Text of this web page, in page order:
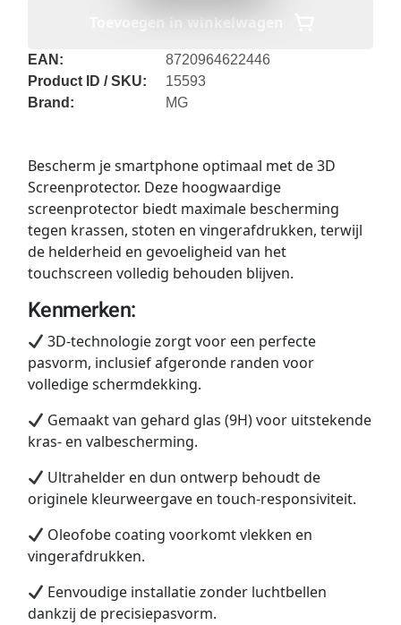
Toevoegen in winkelwagen
EAN:
8720964622446
Product ID / SKU:
15593
Brand:
MG
Bescherm je smartphone optimaal met de 3D
Screenprotector. Deze hoogwaardige
screenprotector biedt maximale bescherming
tegen krassen, stoten en vingerafdrukken, terwijl
de helderheid en gevoeligheid van het
touchscreen volledig behouden blijven.
Kenmerken:
3D-technologie zorgt voor een perfecte
pasvorm, inclusief afgeronde randen voor
volledige schermdekking.
Gemaakt van gehard glas (9H) voor uitstekende
kras- en valbescherming.
Ultrahelder en dun ontwerp behoudt de
originele kleurweergave en touch-responsiviteit.
Oleofobe coating voorkomt vlekken en
vingerafdrukken.
Eenvoudige installatie zonder luchtbellen
dankzij de precisiepasvorm.